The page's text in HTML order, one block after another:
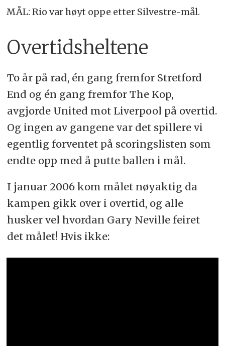
MÅL: Rio var høyt oppe etter Silvestre-mål.
Overtidsheltene
To år på rad, én gang fremfor Stretford
End og én gang fremfor The Kop,
avgjorde United mot Liverpool på overtid.
Og ingen av gangene var det spillere vi
egentlig forventet på scoringslisten som
endte opp med å putte ballen i mål.
I januar 2006 kom målet nøyaktig da
kampen gikk over i overtid, og alle
husker vel hvordan Gary Neville feiret
det målet! Hvis ikke: